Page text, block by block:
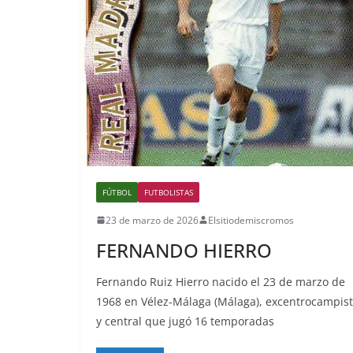
FÚTBOL FUTBOLISTAS
23 de marzo de 2026 Elsitiodemiscromos
FERNANDO HIERRO
Fernando Ruiz Hierro nacido el 23 de marzo de
1968 en Vélez-Málaga (Málaga),
y central que jugó 16 temporadas